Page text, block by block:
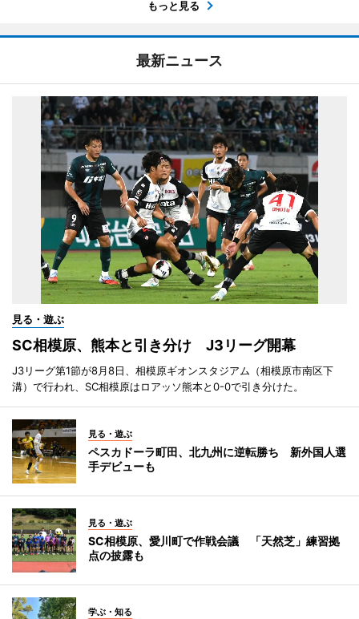
もっと見る
最新ニュース
見る・遊ぶ
SC相模原、熊本と引き分け J3リーグ開幕
J3リーグ第1節が8月8日、相模原ギオンスタジアム（相模原市南区下
溝）で行われ、SC相模原はロアッソ熊本と0-0で引き分けた。
見る・遊ぶ
ペスカドーラ町田、北九州に逆転勝ち 新外国人選
手デビューも
見る・遊ぶ
SC相模原、愛川町で作戦会議 「天然芝」練習拠
点の披露も
学ぶ・知る